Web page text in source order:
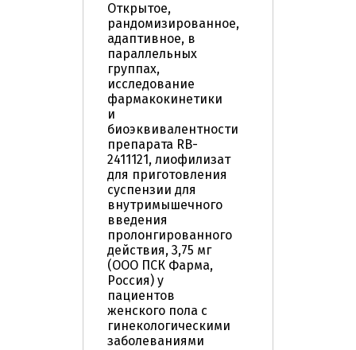
Открытое,
рандомизированное,
адаптивное, в
параллельных
группах,
исследование
фармакокинетики
и
биоэквивалентности
препарата RB-
2411121, лиофилизат
для приготовления
суспензии для
внутримышечного
введения
пролонгированного
действия, 3,75 мг
(ООО ПСК Фарма,
Россия) у
пациентов
женского пола с
гинекологическими
заболеваниями